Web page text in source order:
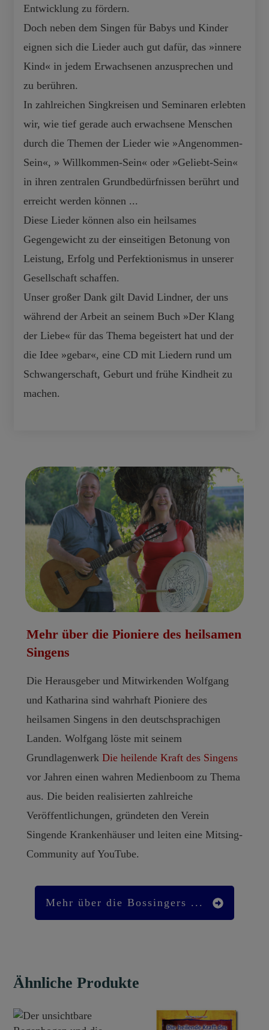
Entwicklung zu fördern.
Doch neben dem Singen für Babys und Kinder
eignen sich die Lieder auch gut dafür, das »innere
Kind« in jedem Erwachsenen anzusprechen und
zu berühren.
In zahlreichen Singkreisen und Seminaren erlebten
wir, wie tief gerade auch erwachsene Menschen
durch die Themen der Lieder wie »Angenommen-
Sein«, » Willkommen-Sein« oder »Geliebt-Sein«
in ihren zentralen Grundbedürfnissen berührt und
erreicht werden können ...
Diese Lieder können also ein heilsames
Gegengewicht zu der einseitigen Betonung von
Leistung, Erfolg und Perfektionismus in unserer
Gesellschaft schaffen.
Unser großer Dank gilt David Lindner, der uns
während der Arbeit an seinem Buch »Der Klang
der Liebe« für das Thema begeistert hat und der
die Idee »gebar«, eine CD mit Liedern rund um
Schwangerschaft, Geburt und frühe Kindheit zu
machen.
Mehr über die Pioniere des heilsamen
Singens
Die Herausgeber und Mitwirkenden Wolfgang
und Katharina sind wahrhaft Pioniere des
heilsamen Singens in den deutschsprachigen
Landen. Wolfgang löste mit seinem
Grundlagenwerk Die heilende Kraft des Singens
vor Jahren einen wahren Medienboom zu Thema
aus. Die beiden realisierten zahlreiche
Veröffentlichungen, gründeten den Verein
Singende Krankenhäuser und leiten eine Mitsing-
Community auf YouTube.
Mehr über die Bossingers ...
Ähnliche Produkte